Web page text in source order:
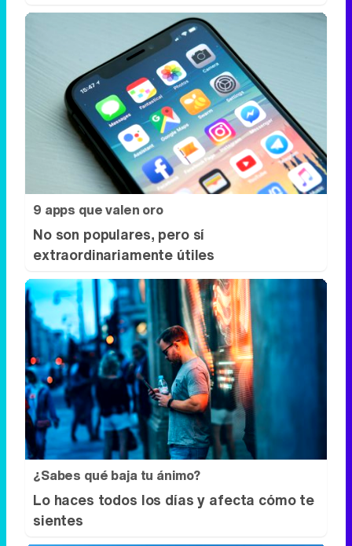
9 apps que valen oro
No son populares, pero sí
extraordinariamente útiles
¿Sabes qué baja tu ánimo?
Lo haces todos los días y afecta cómo te
sientes